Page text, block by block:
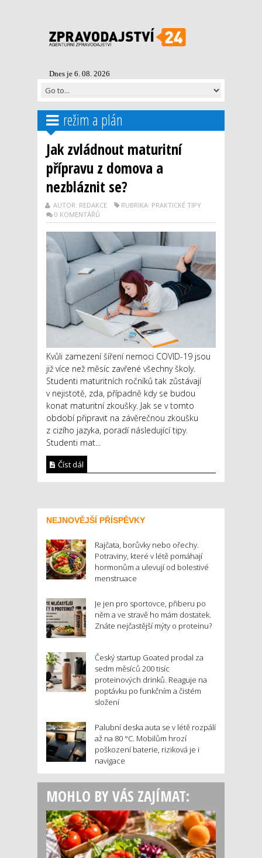
Dnes je 6. 08. 2026
režim a plán
Jak zvládnout maturitní
přípravu z domova a
nezbláznit se?
AUTOR: REDAKCE
RUBRIKA: PRAKTICKÉ TIPY
0 KOMENTÁŘŮ
Kvůli zamezení šíření nemoci COVID-19 jsou
již více než měsíc zavřené všechny školy.
Studenti maturitních ročníků tak zůstávají
v nejistotě, zda, případně kdy se budou
konat maturitní zkoušky. Jak se v tomto
období připravit na závěrečnou zkoušku
z cizího jazyka, poradí následující tipy.
Studenti mat...
Číst dál
NEJNOVĚJŠÍ PŘÍSPĚVKY
Rajčata, borůvky nebo ořechy.
Potraviny, které v létě pomáhají
hormonům a ulevují od bolestivé
menstruace
Je jen pro sportovce, přiberu po
něm a ve stravě ho mám dostatek.
Znáte nejčastější mýty o proteinu?
Český startup Goated prodal za
sedm měsíců 200 tisíc
proteinových drinků. Reaguje na
poptávku po funkčním a čistém
složení
Palubní deska auta se v létě rozpálí
až na 80 °C. Mobilům hrozí
poškození baterie, riziková je i
navigace
MOHLO BY VÁS ZAJÍMAT: